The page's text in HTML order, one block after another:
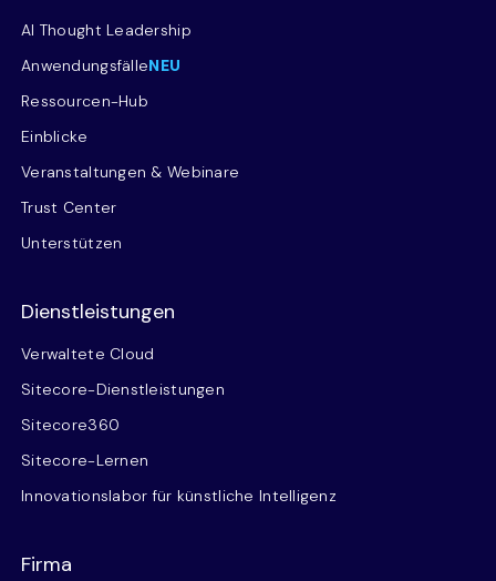
AI Thought Leadership
AnwendungsfälleNEU
Ressourcen-Hub
Einblicke
Veranstaltungen & Webinare
Trust Center
Unterstützen
Dienstleistungen
Verwaltete Cloud
Sitecore-Dienstleistungen
Sitecore360
Sitecore-Lernen
Innovationslabor für künstliche Intelligenz
Firma